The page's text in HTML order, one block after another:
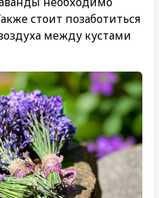
стоит позаботиться
между кустами